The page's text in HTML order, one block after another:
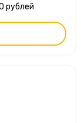
рублей